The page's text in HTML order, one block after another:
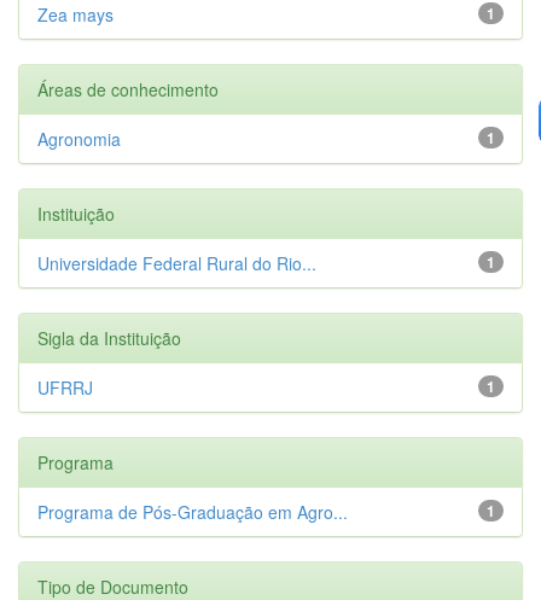
1
Zea mays
Áreas de conhecimento
1
Agronomia
Instituição
1
Universidade Federal Rural do Rio...
Sigla da Instituição
1
UFRRJ
Programa
1
Programa de Pós-Graduação em Agro...
Tipo de Documento